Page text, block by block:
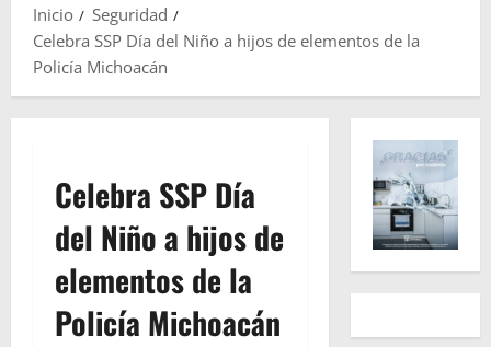
Inicio
Seguridad
Celebra SSP Día del Niño a hijos de elementos de la
Policía Michoacán
Celebra SSP Día
del Niño a hijos de
elementos de la
Policía Michoacán